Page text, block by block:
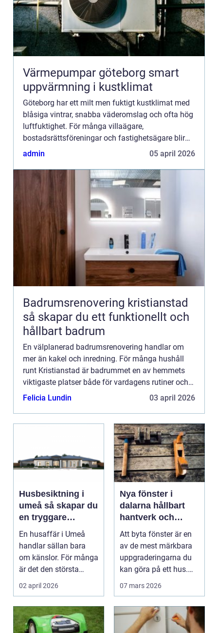
Värmepumpar göteborg smart
uppvärmning i kustklimat
Göteborg har ett milt men fuktigt kustklimat med
blåsiga vintrar, snabba väderomslag och ofta hög
luftfuktighet. För många villaägare,
bostadsrättsföreningar och fastighetsägare blir
frågan om uppvärmning därför mer än bara en
admin 05 april 2026
Badrumsrenovering kristianstad
så skapar du ett funktionellt och
hållbart badrum
En välplanerad badrumsrenovering handlar om
mer än kakel och inredning. För många hushåll
runt Kristianstad är badrummet en av hemmets
viktigaste platser både för vardagens rutiner och
för avkoppling. När ett badrum renoveras på rätt
Felicia Lundin 03 april 2026
Husbesiktning i
umeå så skapar du
en tryggare
bostadsaffär
En husaffär i Umeå
handlar sällan bara
om känslor. För många
är det den största
ekonomiska affären i...
02 april 2026
Nya fönster i
dalarna hållbart
hantverk och
smart investering
Att byta fönster är en
av de mest märkbara
uppgraderingarna du
kan göra på ett hus.
Särskilt i Dalar...
07 mars 2026